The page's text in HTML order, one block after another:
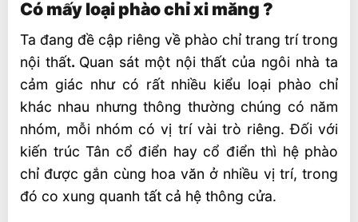
Có mấy loại phào chỉ xi măng ?
Ta đang đề cập riêng về phào chỉ trang trí trong
nội thất. Quan sát một nội thất của ngôi nhà ta
cảm giác như có rất nhiều kiểu loại phào chỉ
khác nhau nhưng thông thường chúng có năm
nhóm, mỗi nhóm có vị trí vài trò riêng. Đối với
kiến trúc Tân cổ điển hay cổ điển thì hệ phào
chỉ được gắn cùng hoa văn ở nhiều vị trí, trong
đó co xung quanh tất cả hệ thông cửa.